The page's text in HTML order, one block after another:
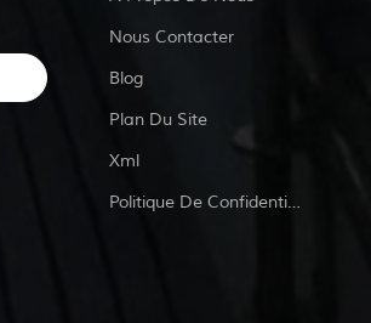
Nous Contacter
Blog
Plan Du Site
Xml
Politique De Confidentialité